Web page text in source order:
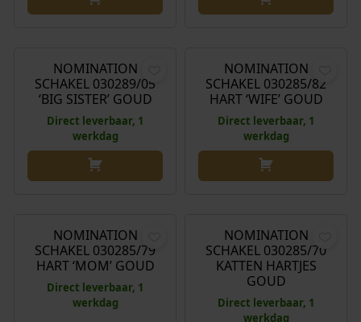
NOMINATION
SCHAKEL 030289/05
‘BIG SISTER’ GOUD
Direct leverbaar, 1
werkdag
NOMINATION
SCHAKEL 030285/82
HART ‘WIFE’ GOUD
Direct leverbaar, 1
werkdag
NOMINATION
SCHAKEL 030285/79
HART ‘MOM’ GOUD
Direct leverbaar, 1
werkdag
NOMINATION
SCHAKEL 030285/70
KATTEN HARTJES
GOUD
Direct leverbaar, 1
werkdag